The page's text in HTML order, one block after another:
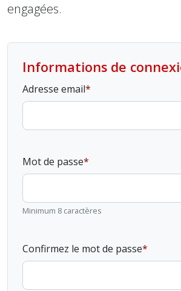
engagées.
Informations de
Adresse email
Mot de passe
Minimum 8 caractères
Confirmez le mot de passe